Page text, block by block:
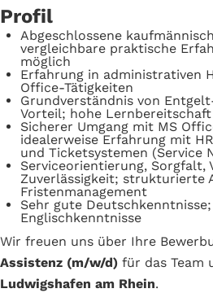
Profil
Abgeschlossene
vergleichbare praktische
möglich
Erfahrung in administrativen
Office-Tätigkeiten
Grundverständnis von
Vorteil; hohe Lernbereitschaft
Sicherer Umgang mit MS
idealerweise Erfahrung mit
und Ticketsystemen (Service
Serviceorientierung, Sorgfalt,
Zuverlässigkeit; strukturierte
Fristenmanagement
Sehr gute
Englischkenntnisse
Wir freuen uns über Ihre
Assistenz (m/w/d) für das Team
Ludwigshafen am Rhein.